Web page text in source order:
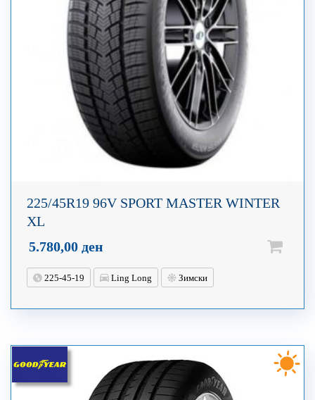
225/45R19 96V SPORT MASTER WINTER
XL
5.780,00 ден
225-45-19 Ling Long Зимски